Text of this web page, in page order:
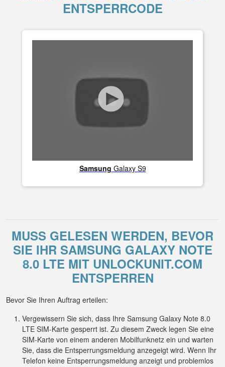
ENTSPERRCODE
Samsung Galaxy S9
MUSS GELESEN WERDEN, BEVOR
SIE IHR SAMSUNG GALAXY NOTE
8.0 LTE MIT UNLOCKUNIT.COM
ENTSPERREN
Bevor Sie Ihren Auftrag erteilen:
Vergewissern Sie sich, dass Ihre Samsung Galaxy Note 8.0
LTE SIM-Karte gesperrt ist. Zu diesem Zweck legen Sie eine
SIM-Karte von einem anderen Mobilfunknetz ein und warten
Sie, dass die Entsperrungsmeldung anzegeigt wird. Wenn Ihr
Telefon keine Entsperrungsmeldung anzeigt und problemlos